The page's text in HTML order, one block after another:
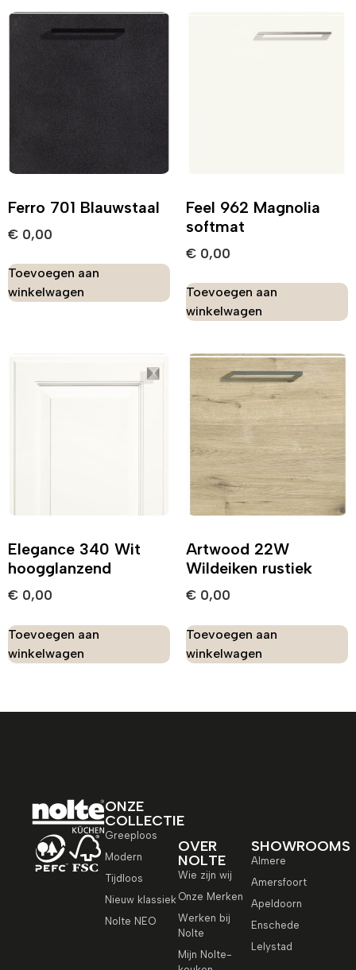
Ferro 701 Blauwstaal
€ 0,00
Toevoegen aan
winkelwagen
Feel 962 Magnolia
softmat
€ 0,00
Toevoegen aan
winkelwagen
Elegance 340 Wit
hoogglanzend
€ 0,00
Toevoegen aan
winkelwagen
Artwood 22W
Wildeiken rustiek
€ 0,00
Toevoegen aan
winkelwagen
ONZE
COLLECTIE
Greeploos
Modern
Tijdloos
Nieuw klassiek
Nolte NEO
OVER
NOLTE
Wie zijn wij
Onze Merken
Werken bij
Nolte
Mijn Nolte-
SHOWROOMS
Almere
Amersfoort
Apeldoorn
Enschede
Lelystad